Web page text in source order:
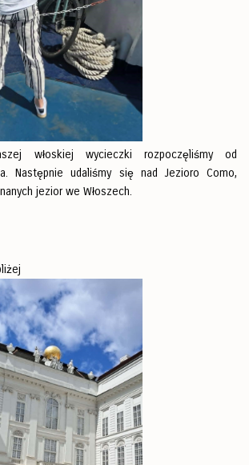
włoskiej wycieczki rozpoczęliśmy od
Następnie udaliśmy się nad Jezioro Como,
jezior we Włoszech.